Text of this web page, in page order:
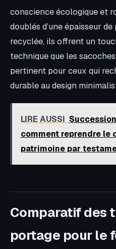
conscience écologique et
doublés d’une épaisseur
recyclée, ils offrent un
technique que les
pertinent pour ceux qui
durable au design
LIRE AUSSI
comment reprendre le
patrimoine par
Comparatif des
portage pour le